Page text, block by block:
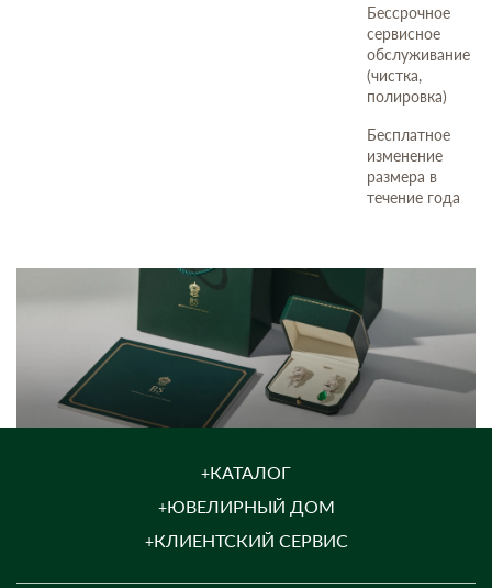
Бессрочное
сервисное
обслуживание
(чистка,
полировка)
Бесплатное
изменение
размера в
течение года
КАТАЛОГ
ЮВЕЛИРНЫЙ ДОМ
КЛИЕНТСКИЙ СЕРВИС